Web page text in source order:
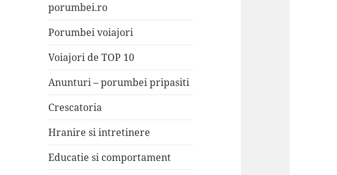
porumbei.ro
Porumbei voiajori
Voiajori de TOP 10
Anunturi – porumbei pripasiti
Crescatoria
Hranire si intretinere
Educatie si comportament